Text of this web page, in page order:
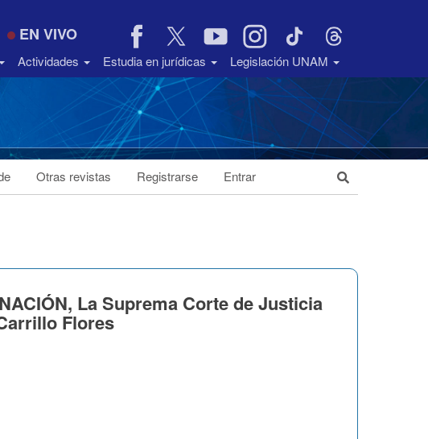
EN VIVO
Actividades Estudia en jurídicas Legislación UNAM
Otras revistas Registrarse Entrar
La Suprema Corte de Justicia
Flores